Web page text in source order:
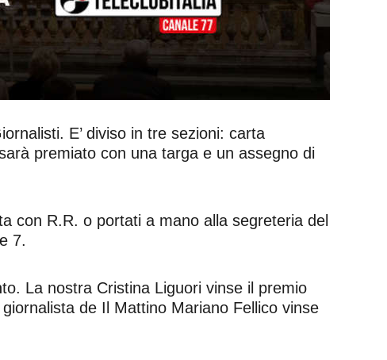
E’ diviso in tre sezioni: carta
premiato con una targa e un assegno di
con R.R. o portati a mano alla segreteria del
7.
La nostra Cristina Liguori vinse il premio
de Il Mattino Mariano Fellico vinse